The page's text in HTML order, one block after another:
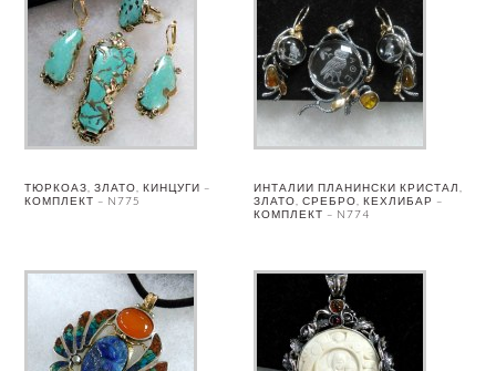
ТЮРКОАЗ, ЗЛАТО, КИНЦУГИ –
КОМПЛЕКТ – N775
ИНТАЛИИ ПЛАНИНСКИ КРИСТАЛ,
ЗЛАТО, СРЕБРО, КЕХЛИБАР –
КОМПЛЕКТ – N774